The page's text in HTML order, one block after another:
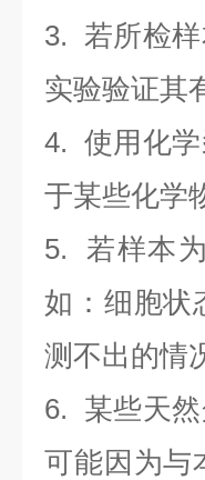
3. 若所检
实验验证其
4. 使用化学
于某些化学
5. 若样本
如：细胞状
测不出的情
6. 某些天
可能因为与